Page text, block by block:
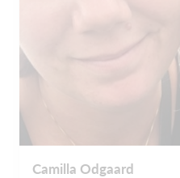
Camilla Odgaard